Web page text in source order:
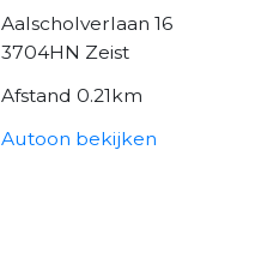
Aalscholverlaan 16
3704HN Zeist
Afstand 0.21km
Autoon bekijken